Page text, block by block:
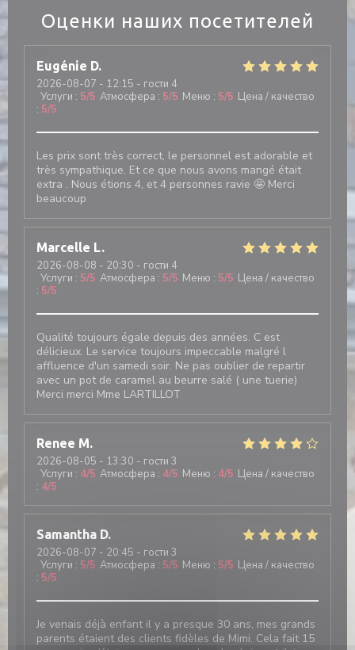
Оценки наших посетителей
Eugénie D
2026-08-07 - 12:15 - гости 4
Услуги : 5/5 Атмосфера : 5/5 Меню : 5/5 Цена / качество
: 5/5
Les prix sont très correct, le personnel est adorable et
très sympathique. Et ce que nous avons mangé était
extra . Nous étions 4, et 4 personnes ravie 🤩 Merci
beaucoup
Marcelle L
2026-08-08 - 20:30 - гости 4
Услуги : 5/5 Атмосфера : 5/5 Меню : 5/5 Цена / качество
: 5/5
Qualité toujours égale depuis des années. C est
délicieux. Le service toujours impeccable malgré l
affluence d'un samedi soir. Ne pas oublier de repartir
avec un pot de caramel au beurre salé ( une tuerie)
Merci merci Mme LARTILLOT
Renee M
2026-08-05 - 13:30 - гости 3
Услуги : 4/5 Атмосфера : 4/5 Меню : 4/5 Цена / качество
: 4/5
Samantha D
2026-08-07 - 20:45 - гости 3
Услуги : 5/5 Атмосфера : 5/5 Меню : 5/5 Цена / качество
: 5/5
Je venais déjà enfant il y a presque 30 ans, mes grands
parents étaient des clients fidèles de Mimi. Cela fait 15